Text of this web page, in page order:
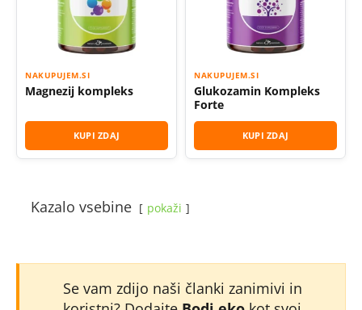
NAKUPUJEM.SI
Magnezij kompleks
KUPI ZDAJ
NAKUPUJEM.SI
Glukozamin Kompleks
Forte
KUPI ZDAJ
Kazalo vsebine pokaži
Se vam zdijo naši članki zanimivi in